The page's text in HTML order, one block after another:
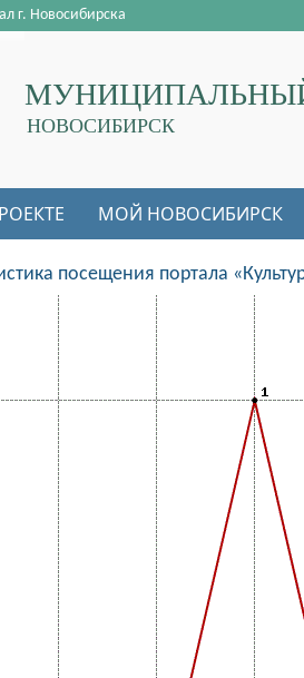
НОВОСИБИРСК
г. Новосибирска
МОЙ НОВОСИБИРСК
посещения портала